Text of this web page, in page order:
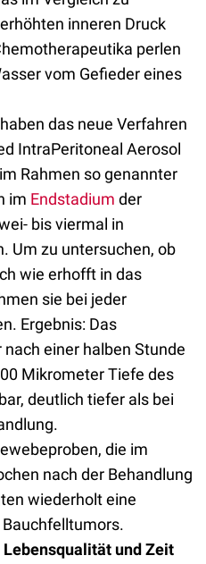
inneren Druck
perlen
vom Gefieder eines
das neue Verfahren
IntraPeritoneal Aerosol
Rahmen so genannter
im Endstadium der
bis viermal in
Um zu untersuchen, ob
wie erhofft in das
sie bei jeder
Ergebnis: Das
einer halben Stunde
Mikrometer Tiefe des
deutlich tiefer als bei
die im
nach der Behandlung
wiederholt eine
und Zeit